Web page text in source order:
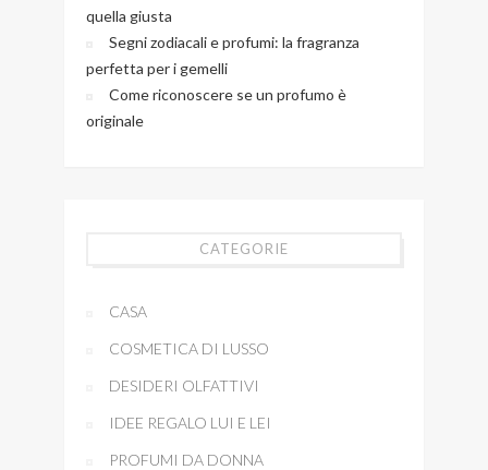
quella giusta
Segni zodiacali e profumi: la fragranza
perfetta per i gemelli
Come riconoscere se un profumo è
originale
CATEGORIE
CASA
COSMETICA DI LUSSO
DESIDERI OLFATTIVI
IDEE REGALO LUI E LEI
PROFUMI DA DONNA